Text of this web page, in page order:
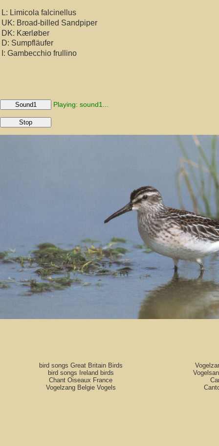
L: Limicola falcinellus
UK: Broad-billed Sandpiper
DK: Kærløber
D: Sumpfläufer
I: Gambecchio frullino
Sound1 Playing: sound1...
Stop
bird songs Great Britain Birds
bird songs Ireland birds
Chant Oiseaux France
Vogelzang Belgie Vogels